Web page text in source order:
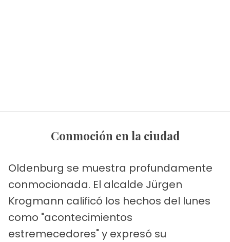
Conmoción en la ciudad
Oldenburg se muestra profundamente
conmocionada. El alcalde Jürgen
Krogmann calificó los hechos del lunes
como "acontecimientos
estremecedores" y expresó su